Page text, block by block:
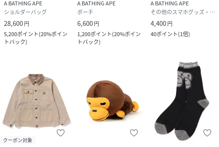
A BATHING APE
ショルダーバッグ
28,600円
5,200ポイント(20%ポイン
トバック)
A BATHING APE
ポーチ
6,600円
1,200ポイント(20%ポイン
トバック)
A BATHING APE
その他のスマホグッズ・オーディオ機器
4,400円
40ポイント(1倍)
クーポン対象